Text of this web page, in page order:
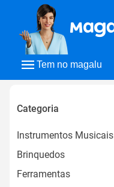
Tem no magalu
Categoria
Instrumentos Musicais
Brinquedos
Ferramentas